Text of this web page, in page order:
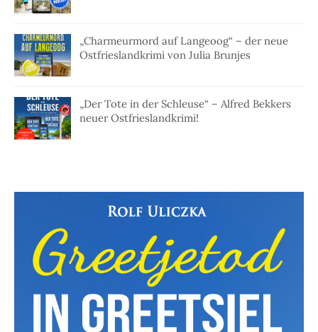
„Charmeurmord auf Langeoog“ – der neue
Ostfrieslandkrimi von Julia Brunjes
„Der Tote in der Schleuse“ – Alfred Bekkers
neuer Ostfrieslandkrimi!